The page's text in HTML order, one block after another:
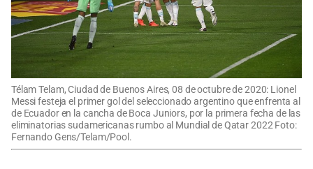
Télam Telam, Ciudad de Buenos Aires, 08 de octubre de 2020: Lionel
Messi festeja el primer gol del seleccionado argentino que enfrenta al
de Ecuador en la cancha de Boca Juniors, por la primera fecha de las
eliminatorias sudamericanas rumbo al Mundial de Qatar 2022 Foto:
Fernando Gens/Telam/Pool.